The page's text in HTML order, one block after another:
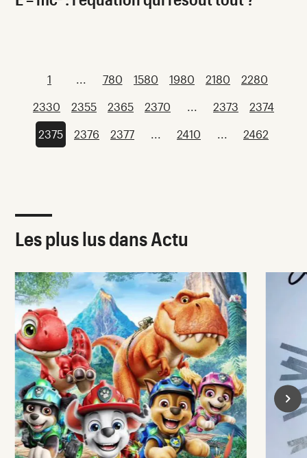
1 ... 780 1580 1980 2180 2280
2330 2355 2365 2370 ... 2373 2374
2375 2376 2377 ... 2410 ... 2462
Les plus lus dans Actu